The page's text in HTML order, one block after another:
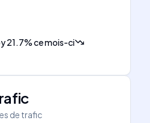
21.7%ce mois-ci
de trafic